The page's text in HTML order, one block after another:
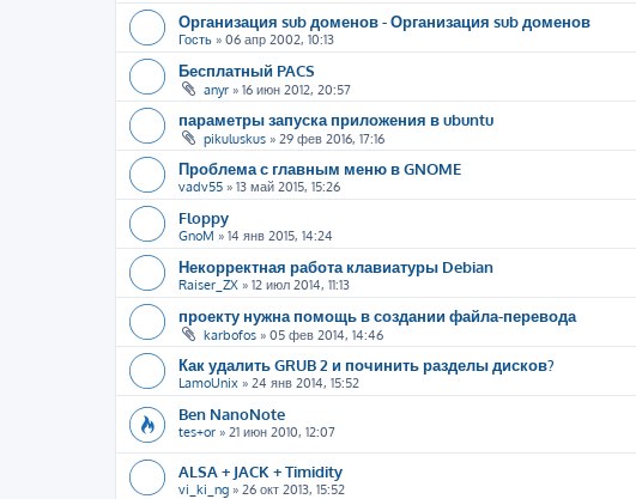
Организация sub доменов - Организация sub доменов
Гость » 06 апр 2002, 10:13
Бесплатный PACS
anyr » 16 июн 2012, 20:57
параметры запуска приложения в ubuntu
pikuluskus » 29 фев 2016, 17:16
Проблема с главным меню в GNOME
vadv55 » 13 май 2015, 15:26
Floppy
GnoM » 14 янв 2015, 14:24
Некорректная работа клавиатуры Debian
Raiser_ZX » 12 июл 2014, 11:13
проекту нужна помощь в создании файла-перевода
karbofos » 05 фев 2014, 14:46
Как удалить GRUB 2 и починить разделы дисков?
LamoUnix » 24 янв 2014, 15:52
Ben NanoNote
tes+or » 21 июн 2010, 12:07
ALSA + JACK + Timidity
vi_ki_ng » 26 окт 2013, 15:52